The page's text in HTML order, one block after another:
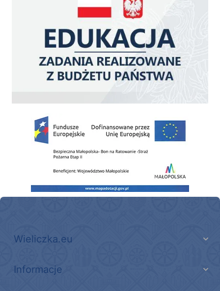
Zakup fabrycznie nowego, średniego samochodu ratowniczo-gaśniczego z
Wieliczka.eu
Informacje